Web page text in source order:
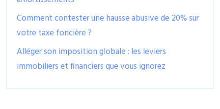
Comment contester une hausse abusive de 20% sur
votre taxe foncière ?
Alléger son imposition globale : les leviers
immobiliers et financiers que vous ignorez